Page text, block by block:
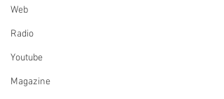
Web
Radio
Youtube
Magazine